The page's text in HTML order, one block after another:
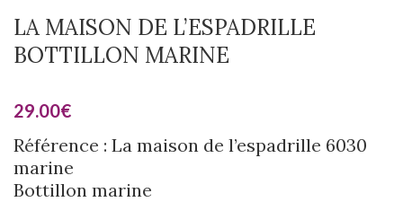
LA MAISON DE L’ESPADRILLE
BOTTILLON MARINE
29.00€
Référence : La maison de l’espadrille 6030
marine
Bottillon marine